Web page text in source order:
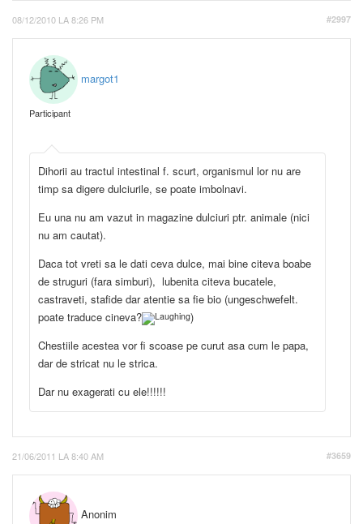
08/12/2010 LA 8:26 PM #2997
margot1
Participant
Dihorii au tractul intestinal f. scurt, organismul lor nu are
timp sa digere dulciurile, se poate imbolnavi.
Eu una nu am vazut in magazine dulciuri ptr. animale (nici
nu am cautat).
Daca tot vreti sa le dati ceva dulce, mai bine citeva boabe
de struguri (fara simburi), lubenita citeva bucatele,
castraveti, stafide dar atentie sa fie bio (ungeschwefelt.
poate traduce cineva?
)
Chestiile acestea vor fi scoase pe curut asa cum le papa,
dar de stricat nu le strica.
Dar nu exagerati cu ele!!!!!!
21/06/2011 LA 8:40 AM #3659
Anonim